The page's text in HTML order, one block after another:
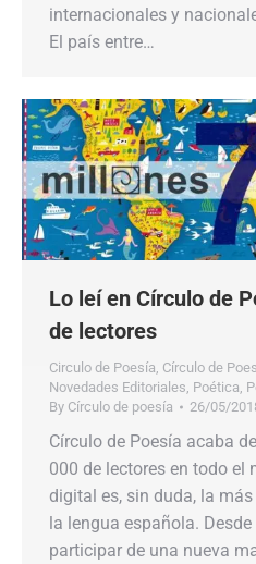
internacionales y
El país entre…
Lo leí en Círculo de
de lectores
Circulo de Poesía, Círculo de
Novedades Editoriales, Poética,
By Círculo de poesía 26/05/
Círculo de Poesía acaba
000 de lectores en todo el
digital es, sin duda, la
la lengua española.
participar de una nueva